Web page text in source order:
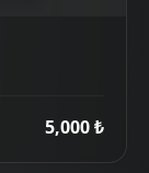
5,000 ₺